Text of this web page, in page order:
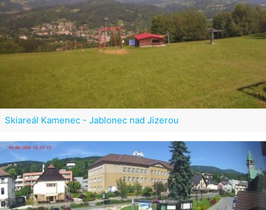
Skiareál Kamenec - Jablonec nad Jizerou